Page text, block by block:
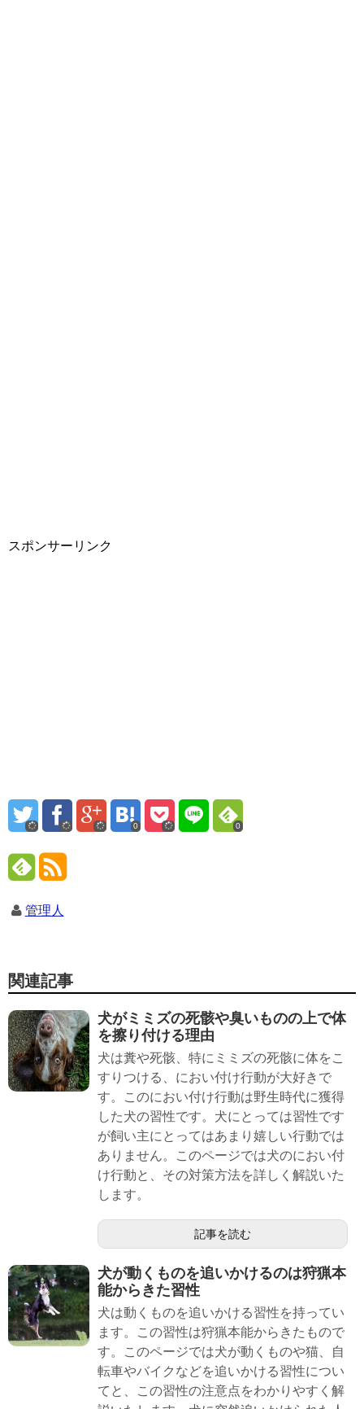
スポンサーリンク
0 0
管理人
関連記事
犬がミミズの死骸や臭いものの上で体
を擦り付ける理由
犬は糞や死骸、特にミミズの死骸に体をこ
すりつける、におい付け行動が大好きで
す。このにおい付け行動は野生時代に獲得
した犬の習性です。犬にとっては習性です
が飼い主にとってはあまり嬉しい行動では
ありません。このページでは犬のにおい付
け行動と、その対策方法を詳しく解説いた
します。
記事を読む
犬が動くものを追いかけるのは狩猟本
能からきた習性
犬は動くものを追いかける習性を持ってい
ます。この習性は狩猟本能からきたもので
す。このページでは犬が動くものや猫、自
転車やバイクなどを追いかける習性につい
てと、この習性の注意点をわかりやすく解